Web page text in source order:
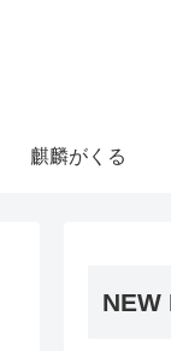
麒麟がくる
NEW